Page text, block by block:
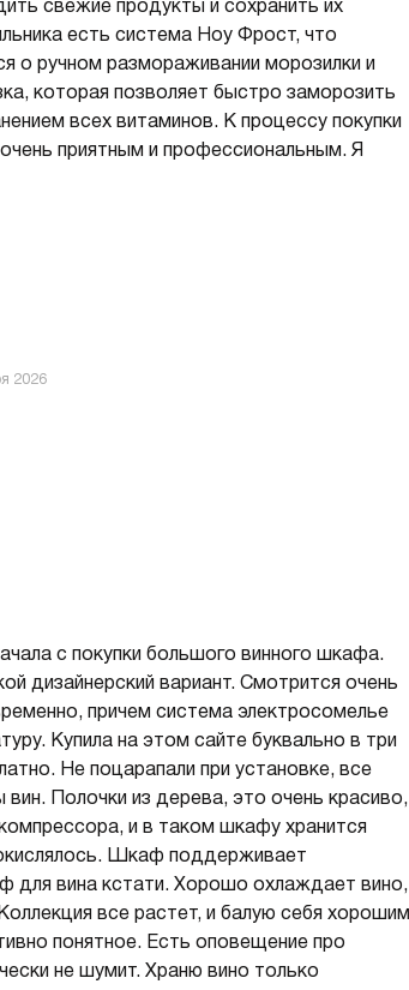
свежие продукты и сохранить их
есть система Ноу Фрост, что
о ручном размораживании морозилки и
которая позволяет быстро заморозить
всех витаминов. К процессу покупки
приятным и профессиональным. Я
2026
с покупки большого винного шкафа.
дизайнерский вариант. Смотрится очень
причем система электросомелье
Купила на этом сайте буквально в три
Не поцарапали при установке, все
Полочки из дерева, это очень красиво,
и в таком шкафу хранится
Шкаф поддерживает
для вина кстати. Хорошо охлаждает вино,
все растет, и балую себя хорошим
понятное. Есть оповещение про
не шумит. Храню вино только